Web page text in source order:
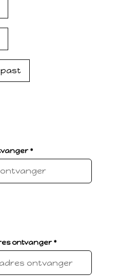
*
ontvanger *